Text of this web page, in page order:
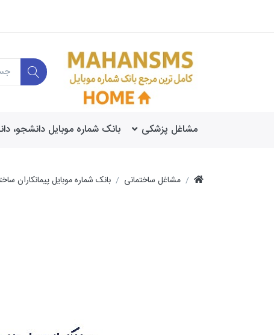
مشاغل پزشکی بانک شماره موبایل دانشجو،
مشاغل ساختمانی بانک شماره موبایل پیمانکاران